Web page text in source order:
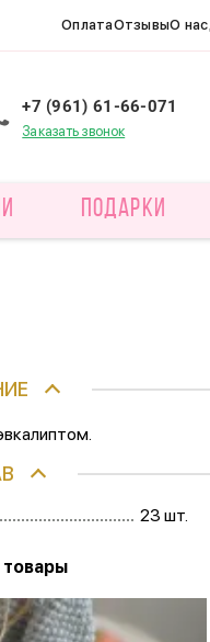
ОплатаОтзывыО нас
+7 (961) 61-66-071
Заказать звонок
ПОДАРКИ
23 шт.